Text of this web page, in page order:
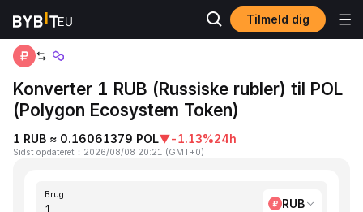
Tilmeld dig
Hjem RUB to POL
Konverter 1 RUB (Russiske rubler) til POL
(Polygon Ecosystem Token)
1 RUB ≈ 0.16061379 POL▼-1.13%24h
Sidst opdateret ： 2026/08/08 20:21 (GMT+0)
Brug
RUB